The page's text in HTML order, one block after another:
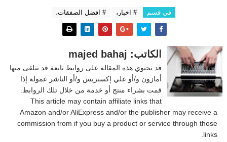
في قسم # اخبار، # افضل الصفقات،
الكاتب: majed bahaj
قد تحتوي هذه المقالة على روابط تابعة قد تتلقى منها
أمازون و/أو علي إكسبريس و/أو الناشر عمولة إذا
قمت بشراء منتج أو خدمة من خلال تلك الروابط.
This article may contain affiliate links that
Amazon and/or AliExpress and/or the publisher may receive a
commission from if you buy a product or service through those
links.